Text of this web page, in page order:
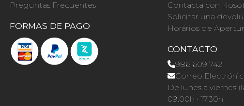
Preguntas Frecuentes
FORMAS DE PAGO
Contacta con
Solicitar una
Horários de
CONTACTO
986 609 742
Correo
De lunes a viernes
09.00h · 17.30h